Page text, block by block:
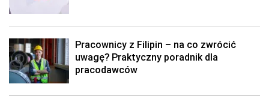
Pracownicy z Filipin – na co zwrócić
uwagę? Praktyczny poradnik dla
pracodawców